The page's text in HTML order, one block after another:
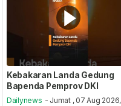
Kebakaran Landa Gedung
Bapenda Pemprov DKI
Dailynews - Jumat , 07 Aug 2026,